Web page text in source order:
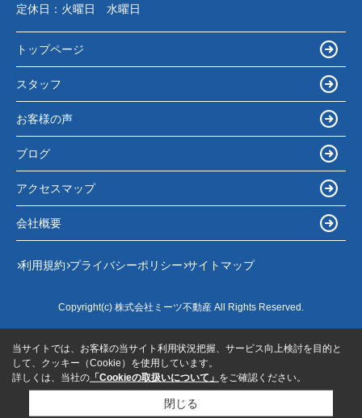
定休日： 火曜日 水曜日
トップページ
スタッフ
お客様の声
ブログ
アクセスマップ
会社概要
利用規約 プライバシーポリシー サイトマップ
Copyright(c) 株式会社ミーツ不動産 All Rights Reserved.
当サイトでは、お客様の当サイト利用状況把握、サービス向上検討を目的と
して、クッキー（Cookie）を使用しています。
詳しくは、当社の 「Cookieの取扱いについて」 をご確認ください。
閉じる